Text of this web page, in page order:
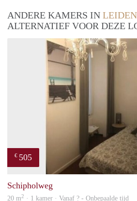
ANDERE KAMERS IN LEIDEN
ALTERNATIEF VOOR DEZE
€ 505
Schipholweg
20 m2 · 1 kamer · Vanaf ? - Onbepaalde tijd